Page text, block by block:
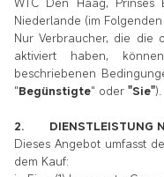
Niederlande (im Folgenden
Nur Verbraucher, die die
aktiviert haben,
beschriebenen
"Begünstigte" oder "Sie").
2. DIENSTLEISTUNG
Dieses Angebot umfasst
dem Kauf: